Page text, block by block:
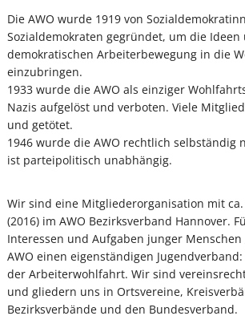
Die AWO wurde 1919 von
Sozialdemokraten gegründet, um die
demokratischen Arbeiterbewegung in die
einzubringen.
1933 wurde die AWO als einziger
Nazis aufgelöst und verboten. Viele
und getötet.
1946 wurde die AWO rechtlich selbständig
ist parteipolitisch unabhängig.
Wir sind eine Mitgliederorganisation mit
(2016) im AWO Bezirksverband Hannover.
Interessen und Aufgaben junger
AWO einen eigenständigen
der Arbeiterwohlfahrt. Wir sind
und gliedern uns in Ortsvereine,
Bezirksverbände und den Bundesverband.